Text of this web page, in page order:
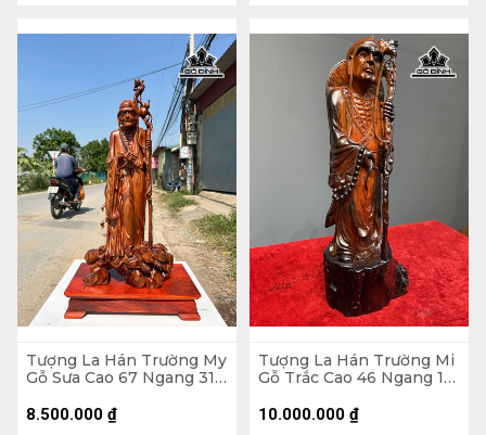
Tượng La Hán Trường My
Gỗ Sưa Cao 67 Ngang 31
8.500.000 ₫
Tượng La Hán Trường Mi
Gỗ Trắc Cao 46 Ngang 16
10.000.000 ₫